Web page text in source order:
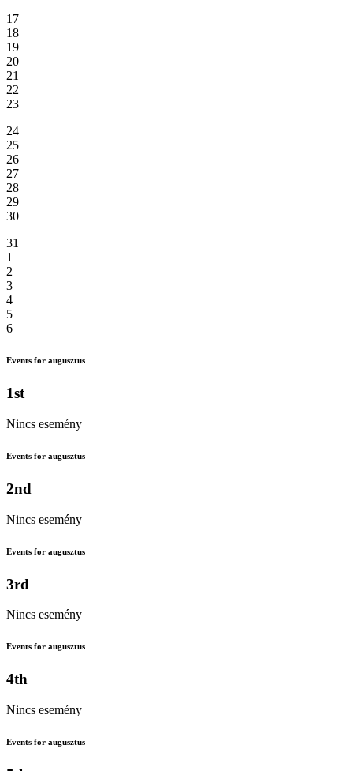
17
18
19
20
21
22
23
24
25
26
27
28
29
30
31
1
2
3
4
5
6
Events for augusztus
1st
Nincs esemény
Events for augusztus
2nd
Nincs esemény
Events for augusztus
3rd
Nincs esemény
Events for augusztus
4th
Nincs esemény
Events for augusztus